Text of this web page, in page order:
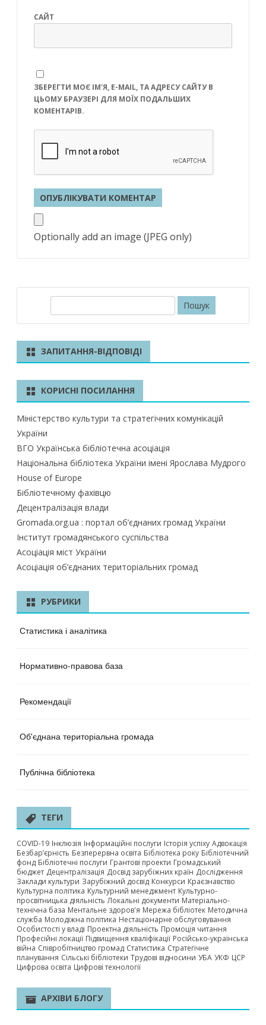
САЙТ
ЗБЕРЕГТИ МОЄ ІМ'Я, E-MAIL, ТА АДРЕСУ САЙТУ В
ЦЬОМУ БРАУЗЕРІ ДЛЯ МОЇХ ПОДАЛЬШИХ
КОМЕНТАРІВ.
Optionally add an image (JPEG only)
к
ЗАПИТАННЯ-ВІДПОВІДІ
КОРИСНІ ПОСИЛАННЯ
Міністерство культури та стратегічних комунікацій
України
ВГО Українська бібліотечна асоціація
Національна бібліотека України імені Ярослава Мудрого
House of Europe
Бібліотечному фахівцю
Децентралізація влади
Gromada.org.ua : портал об’єднаних громад України
Інститут громадянського суспільства
Асоціація міст України
Асоціація об’єднаних територіальних громад
РУБРИКИ
Статистика і аналітика
Нормативно-правова база
Рекомендації
Об'єднана територіальна громада
Публічна бібліотека
ТЕГИ
COVID-19 Інклюзія Інформаційні послуги Історія успіху Адвокація
Безбар’єрність Безперервна освіта Бібліотека року Бібліотечний
фонд Бібліотечні послуги Грантові проекти Громадський
бюджет Децентралізація Досвід зарубіжних країн Дослідження
Заклади культури Зарубіжний досвід Конкурси Краєзнавство
Культурна політика Культурний менеджмент Культурно-
просвітницька діяльність Локальні документи Матеріально-
технічна база Ментальне здоров'я Мережа бібліотек Методична
служба Молодіжна політика Нестаціонарне обслуговування
Особистості у владі Проектна діяльність Промоція читання
Професійні локації Підвищення кваліфікації Російсько-українська
війна Співробітництво громад Статистика Стратегічне
планування Сільські бібліотеки Трудові відносини УБА УКФ ЦСР
Цифрова освіта Цифрові технології
АРХІВИ БЛОГУ